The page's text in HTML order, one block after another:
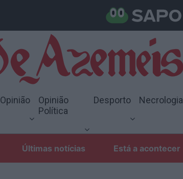
Opinião
Opinião
Política
Desporto Necrologia
Últimas notícias Está a acontecer